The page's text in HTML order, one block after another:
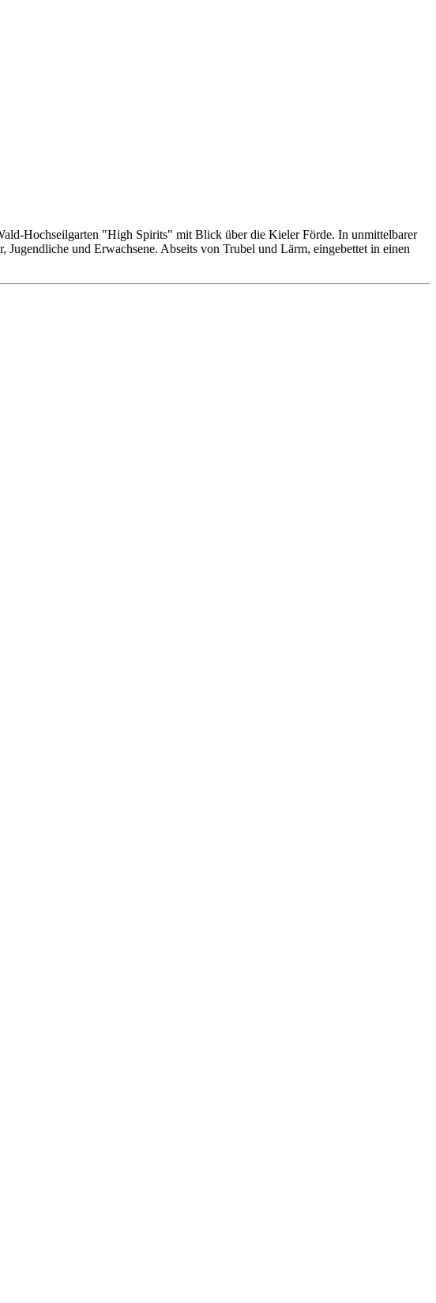
Hochseilgarten "High Spirits" mit Blick über die Kieler Förde. In unmittelbarer
und Erwachsene. Abseits von Trubel und Lärm, eingebettet in einen